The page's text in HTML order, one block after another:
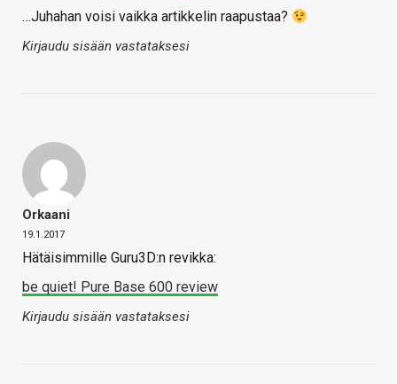
…Juhahan voisi vaikka artikkelin raapustaa?
Kirjaudu sisään vastataksesi
Orkaani
19.1.2017
Hätäisimmille Guru3D:n revikka:
be quiet! Pure Base 600 review
Kirjaudu sisään vastataksesi